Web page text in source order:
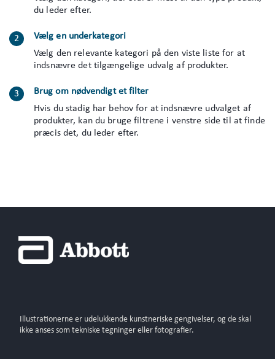
du leder efter.
Vælg en underkategori
Vælg den relevante kategori på den viste liste for at
indsnævre det tilgængelige udvalg af produkter.
Brug om nødvendigt et filter
Hvis du stadig har behov for at indsnævre udvalget af
produkter, kan du bruge filtrene i venstre side til at finde
præcis det, du leder efter.
Illustrationerne er udelukkende kunstneriske gengivelser, og de skal
ikke anses som tekniske tegninger eller fotografier.